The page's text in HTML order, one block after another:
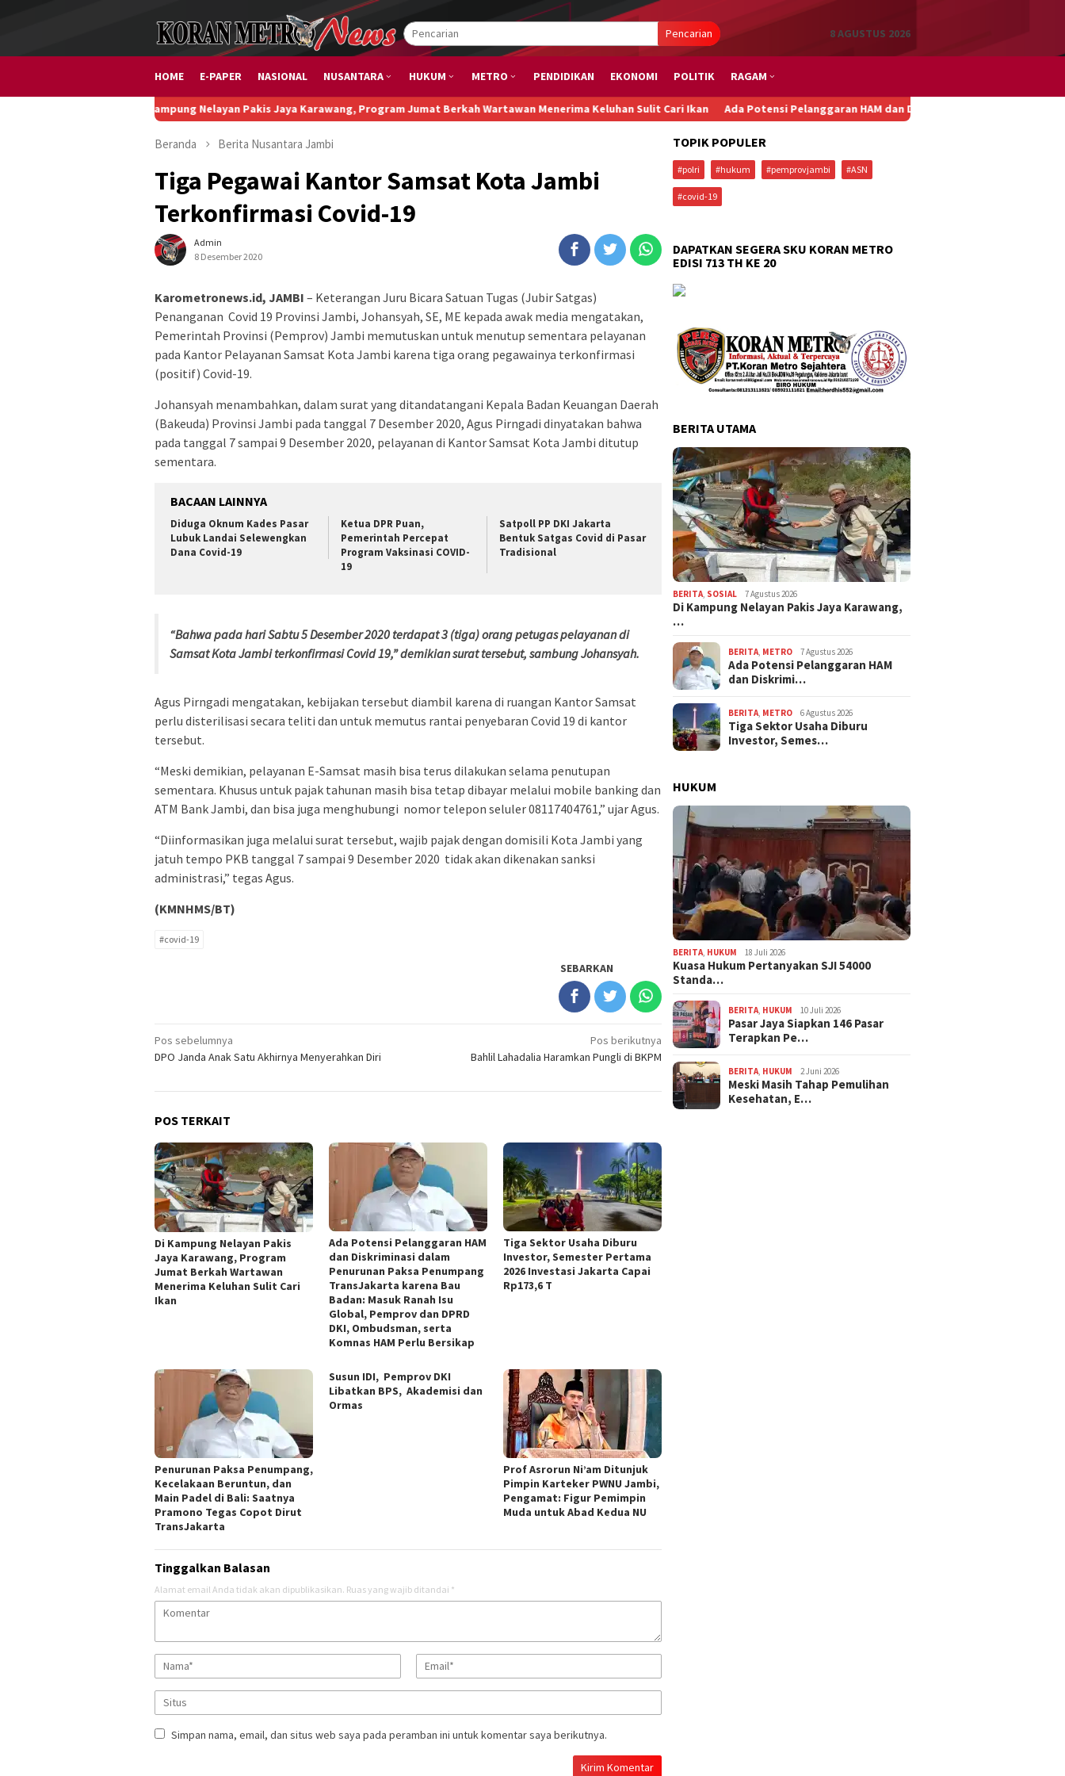
Pencarian 8 AGUSTUS 2026
HOME E-PAPER NASIONAL NUSANTARA HUKUM METRO PENDIDIKAN EKONOMI POLITIK RAGAM
Di Kampung Nelayan Pakis Jaya Karawang, Program Jumat Berkah Wartawan Menerima Keluhan Sulit Cari Ikan Ada Potensi Pelanggaran HAM dan Diskriminasi dalam Penurunan Paksa
Beranda Berita Nusantara Jambi
Tiga Pegawai Kantor Samsat Kota Jambi
Terkonfirmasi Covid-19
Admin
8 Desember 2020
Karometronews.id, JAMBI – Keterangan Juru Bicara Satuan Tugas (Jubir Satgas)
Penanganan Covid 19 Provinsi Jambi, Johansyah, SE, ME kepada awak media mengatakan,
Pemerintah Provinsi (Pemprov) Jambi memutuskan untuk menutup sementara pelayanan
pada Kantor Pelayanan Samsat Kota Jambi karena tiga orang pegawainya terkonfirmasi
(positif) Covid-19.
Johansyah menambahkan, dalam surat yang ditandatangani Kepala Badan Keuangan Daerah
(Bakeuda) Provinsi Jambi pada tanggal 7 Desember 2020, Agus Pirngadi dinyatakan bahwa
pada tanggal 7 sampai 9 Desember 2020, pelayanan di Kantor Samsat Kota Jambi ditutup
sementara.
BACAAN LAINNYA
Diduga Oknum Kades Pasar
Lubuk Landai Selewengkan
Dana Covid-19
Ketua DPR Puan,
Pemerintah Percepat
Program Vaksinasi COVID-
19
Satpoll PP DKI Jakarta
Bentuk Satgas Covid di Pasar
Tradisional
“Bahwa pada hari Sabtu 5 Desember 2020 terdapat 3 (tiga) orang petugas pelayanan di
Samsat Kota Jambi terkonfirmasi Covid 19,” demikian surat tersebut, sambung Johansyah.
Agus Pirngadi mengatakan, kebijakan tersebut diambil karena di ruangan Kantor Samsat
perlu disterilisasi secara teliti dan untuk memutus rantai penyebaran Covid 19 di kantor
tersebut.
“Meski demikian, pelayanan E-Samsat masih bisa terus dilakukan selama penutupan
sementara. Khusus untuk pajak tahunan masih bisa tetap dibayar melalui mobile banking dan
ATM Bank Jambi, dan bisa juga menghubungi nomor telepon seluler 08117404761,” ujar Agus.
“Diinformasikan juga melalui surat tersebut, wajib pajak dengan domisili Kota Jambi yang
jatuh tempo PKB tanggal 7 sampai 9 Desember 2020 tidak akan dikenakan sanksi
administrasi,” tegas Agus.
(KMNHMS/BT)
#covid-19
SEBARKAN
Navigasi
pos
Pos sebelumnya
DPO Janda Anak Satu Akhirnya Menyerahkan Diri
Pos berikutnya
Bahlil Lahadalia Haramkan Pungli di BKPM
POS TERKAIT
Di Kampung Nelayan Pakis
Jaya Karawang, Program
Jumat Berkah Wartawan
Menerima Keluhan Sulit Cari
Ikan
Ada Potensi Pelanggaran HAM
dan Diskriminasi dalam
Penurunan Paksa Penumpang
TransJakarta karena Bau
Badan: Masuk Ranah Isu
Global, Pemprov dan DPRD
DKI, Ombudsman, serta
Komnas HAM Perlu Bersikap
Tiga Sektor Usaha Diburu
Investor, Semester Pertama
2026 Investasi Jakarta Capai
Rp173,6 T
Penurunan Paksa Penumpang,
Kecelakaan Beruntun, dan
Main Padel di Bali: Saatnya
Pramono Tegas Copot Dirut
TransJakarta
Susun IDI, Pemprov DKI
Libatkan BPS, Akademisi dan
Ormas
Prof Asrorun Ni’am Ditunjuk
Pimpin Karteker PWNU Jambi,
Pengamat: Figur Pemimpin
Muda untuk Abad Kedua NU
Tinggalkan Balasan
Alamat email Anda tidak akan dipublikasikan. Ruas yang wajib ditandai *
Simpan nama, email, dan situs web saya pada peramban ini untuk komentar saya berikutnya.
TOPIK POPULER
#polri #hukum #pemprovjambi #ASN
#covid-19
DAPATKAN SEGERA SKU KORAN METRO
EDISI 713 TH KE 20
BERITA UTAMA
BERITA, SOSIAL 7 Agustus 2026
Di Kampung Nelayan Pakis Jaya Karawang,
…
BERITA, METRO 7 Agustus 2026
Ada Potensi Pelanggaran HAM
dan Diskrimi…
BERITA, METRO 6 Agustus 2026
Tiga Sektor Usaha Diburu
Investor, Semes…
HUKUM
BERITA HUKUM 18 Juli 2026
Kuasa Hukum Pertanyakan SJI 54000
Standa…
BERITA HUKUM 10 Juli 2026
Pasar Jaya Siapkan 146 Pasar
Terapkan Pe…
BERITA HUKUM 2 Juni 2026
Meski Masih Tahap Pemulihan
Kesehatan, E…